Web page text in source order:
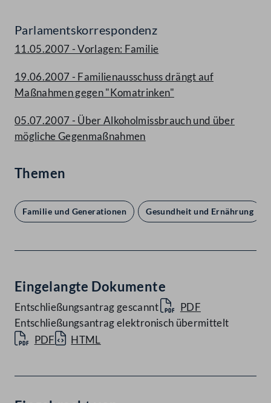
Parlamentskorrespondenz
11.05.2007 - Vorlagen: Familie
19.06.2007 - Familienausschuss drängt auf
Maßnahmen gegen "Komatrinken"
05.07.2007 - Über Alkoholmissbrauch und über
mögliche Gegenmaßnahmen
Themen
Familie und Generationen Gesundheit und Ernährung
Eingelangte Dokumente
Entschließungsantrag gescannt
PDF
Entschließungsantrag elektronisch übermittelt
PDF
HTML